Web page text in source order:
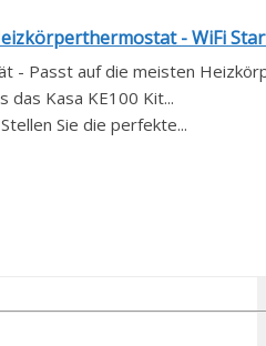
- WiFi
- Passt auf die meisten
das Kasa KE100 Kit...
Sie die perfekte...